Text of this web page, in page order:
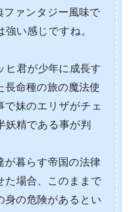
ファンタジー風味で
い感じですね。
ヒ君が少年に成長す
長命種の旅の魔法使
で妹のエリザがチェ
妖精である事が判
が暮らす帝国の法律
た場合、このままで
身の危険があるとい